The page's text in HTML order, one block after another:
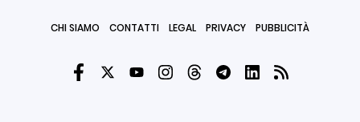
CHI SIAMO CONTATTI LEGAL PRIVACY PUBBLICITÀ